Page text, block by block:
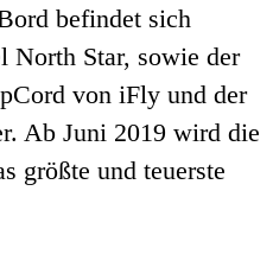
befindet sich
North Star, sowie der
von iFly und der
Ab Juni 2019 wird die
größte und teuerste